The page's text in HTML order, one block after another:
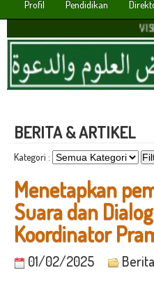
Profil Pendidikan
VISI :
BERITA & ARTIKEL
Kategori :
Menetapkan
Suara dan
Koordinator
01/02/2025 Berita